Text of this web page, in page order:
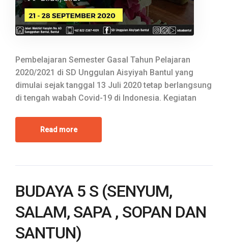
Pembelajaran Semester Gasal Tahun Pelajaran
2020/2021 di SD Unggulan Aisyiyah Bantul yang
dimulai sejak tanggal 13 Juli 2020 tetap berlangsung
di tengah wabah Covid-19 di Indonesia. Kegiatan
Read more
BUDAYA 5 S (SENYUM,
SALAM, SAPA , SOPAN DAN
SANTUN)